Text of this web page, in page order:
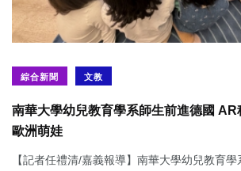
綜合新聞 文教
南華大學幼兒教育學系師生前進德國
歐洲萌娃
【記者任禮清/嘉義報導】南華大學幼兒教育